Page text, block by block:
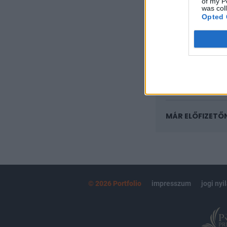
was
Opted
Az előfizetés a
kötéslistái
MÁR
© 2026 Portfolio impresszum jogi